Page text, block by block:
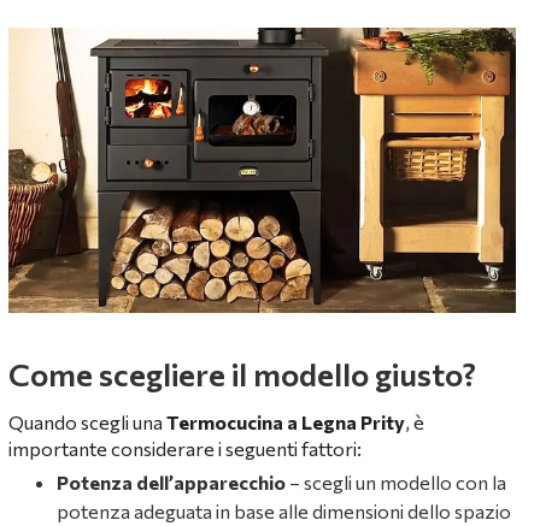
Come scegliere il modello giusto?
Quando scegli una Termocucina a Legna Prity, è
importante considerare i seguenti fattori:
Potenza dell’apparecchio – scegli un modello con la
potenza adeguata in base alle dimensioni dello spazio